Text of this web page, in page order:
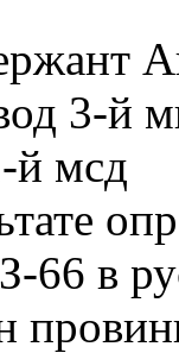
3-й
й мсд
66 в